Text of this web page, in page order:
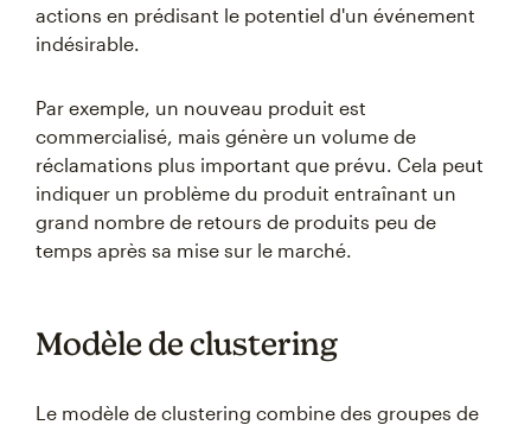
actions en prédisant le potentiel d'un événement
indésirable.
Par exemple, un nouveau produit est
commercialisé, mais génère un volume de
réclamations plus important que prévu. Cela peut
indiquer un problème du produit entraînant un
grand nombre de retours de produits peu de
temps après sa mise sur le marché.
Modèle de clustering
Le modèle de clustering combine des groupes de